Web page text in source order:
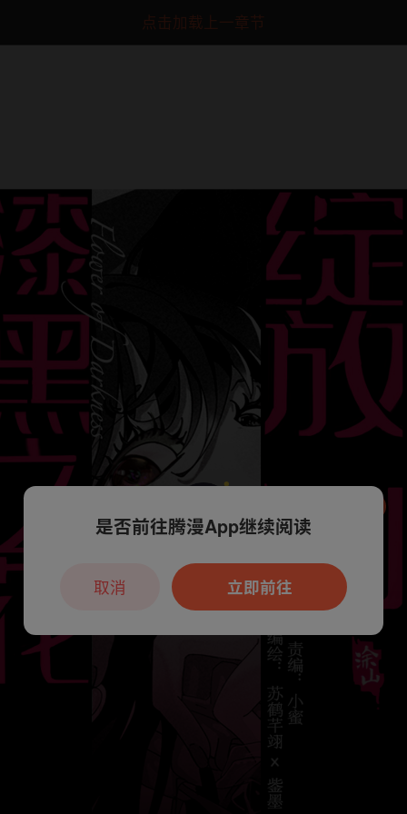
点击加载上一章节
本章节仅支持App阅读，可打开App新用
户7天免费看
是否前往腾漫App继续阅读
立即前往
取消